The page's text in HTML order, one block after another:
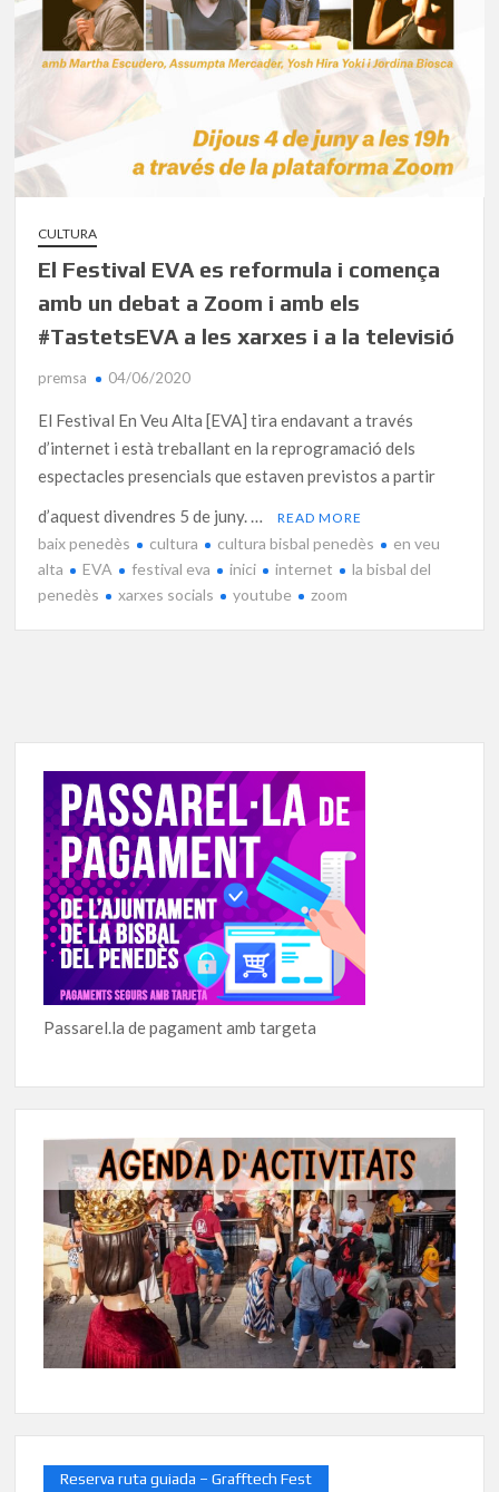
CULTURA
El Festival EVA es reformula i comença
amb un debat a Zoom i amb els
#TastetsEVA a les xarxes i a la televisió
premsa 04/06/2020
El Festival En Veu Alta [EVA] tira endavant a través
d’internet i està treballant en la reprogramació dels
espectacles presencials que estaven previstos a partir
d’aquest divendres 5 de juny. …
READ MORE
baix penedès cultura cultura bisbal penedès
en veu
alta
EVA festival eva inici internet
la bisbal del
penedès
xarxes socials youtube zoom
Passarel.la de pagament amb targeta
Reserva ruta guiada – Grafftech Fest